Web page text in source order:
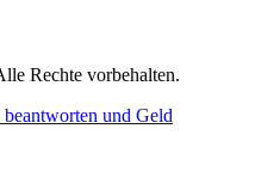
Rechte vorbehalten.